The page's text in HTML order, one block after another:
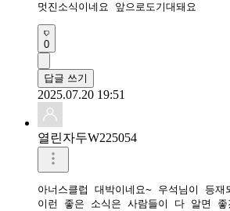
멋진소식이네요 앞으로도기대돼요
0
답글 쓰기
2025.07.20 19:51
열린자두W225054
아너스클럽 대박이네요~ 우석님이 등재
이런 좋은 소식은 사람들이 다 알면 좋